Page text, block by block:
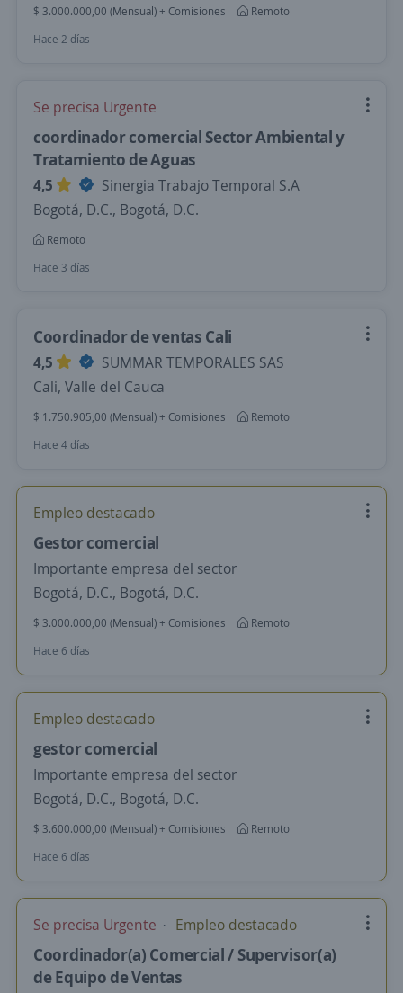
$ 3.000.000,00 (Mensual) + Comisiones
Remoto
Hace 2 días
Se precisa Urgente
coordinador comercial Sector Ambiental y
Tratamiento de Aguas
4,5
Sinergia Trabajo Temporal S.A
Bogotá, D.C., Bogotá, D.C.
Remoto
Hace 3 días
Coordinador de ventas Cali
4,5
SUMMAR TEMPORALES SAS
Cali, Valle del Cauca
$ 1.750.905,00 (Mensual) + Comisiones
Remoto
Hace 4 días
Empleo destacado
Gestor comercial
Importante empresa del sector
Bogotá, D.C., Bogotá, D.C.
$ 3.000.000,00 (Mensual) + Comisiones
Remoto
Hace 6 días
Empleo destacado
gestor comercial
Importante empresa del sector
Bogotá, D.C., Bogotá, D.C.
$ 3.600.000,00 (Mensual) + Comisiones
Remoto
Hace 6 días
Se precisa Urgente Empleo destacado
Coordinador(a) Comercial / Supervisor(a)
de Equipo de Ventas